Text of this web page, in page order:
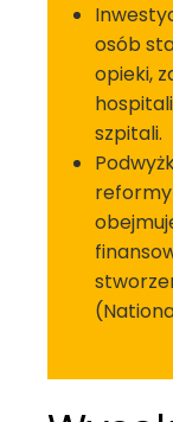
osób
opieki,
szpitali.
reformy